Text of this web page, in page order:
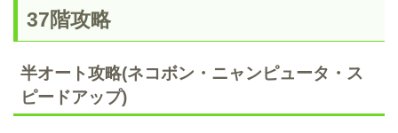
37階攻略
半オート攻略(ネコボン・ニャンピュータ・ス
ピードアップ)